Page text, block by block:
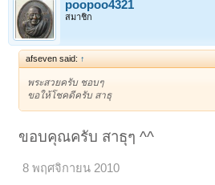
poopoo4321
สมาชิก
afseven said: ↑
พระสวยครับ ชอบๆ
ขอให้โชคดีครับ สาธุ
ขอบคุณครับ สาธุๆ ^^
8 พฤศจิกายน 2010